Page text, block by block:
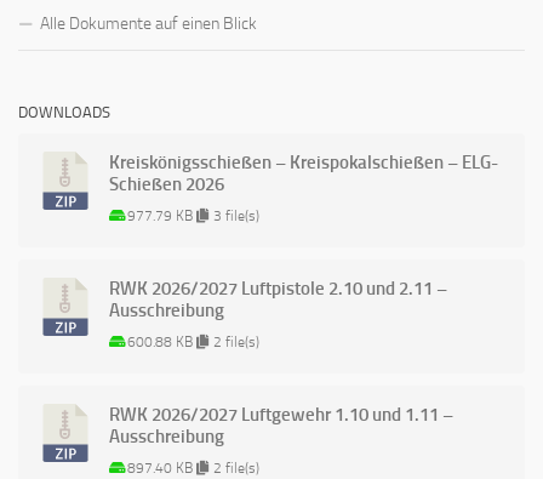
Alle Dokumente auf einen Blick
DOWNLOADS
Kreiskönigsschießen – Kreispokalschießen – ELG-
Schießen 2026
977.79 KB 3 file(s)
RWK 2026/2027 Luftpistole 2.10 und 2.11 –
Ausschreibung
600.88 KB 2 file(s)
RWK 2026/2027 Luftgewehr 1.10 und 1.11 –
Ausschreibung
897.40 KB 2 file(s)